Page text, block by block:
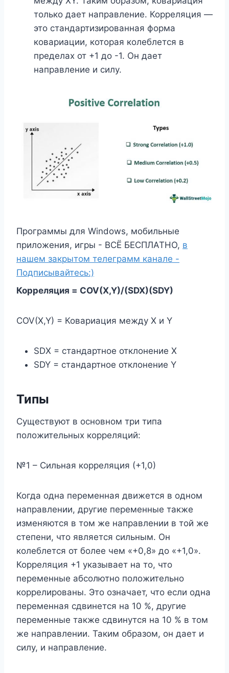
только дает направление. Корреляция —
это стандартизированная форма
ковариации, которая колеблется в
пределах от +1 до -1. Он дает
направление и силу.
Программы для Windows, мобильные
приложения, игры - ВСЁ БЕСПЛАТНО, в
нашем закрытом телеграмм канале -
Подписывайтесь:)
Корреляция = COV(X,Y)/(SDX)(SDY)
COV(X,Y) = Ковариация между X и Y
SDX = стандартное отклонение X
SDY = стандартное отклонение Y
Типы
Существуют в основном три типа
положительных корреляций:
№1 – Сильная корреляция (+1,0)
Когда одна переменная движется в одном
направлении, другие переменные также
изменяются в том же направлении в той же
степени, что является сильным. Он
колеблется от более чем «+0,8» до «+1,0».
Корреляция +1 указывает на то, что
переменные абсолютно положительно
коррелированы. Это означает, что если одна
переменная сдвинется на 10 %, другие
переменные также сдвинутся на 10 % в том
же направлении. Таким образом, он дает и
силу, и направление.